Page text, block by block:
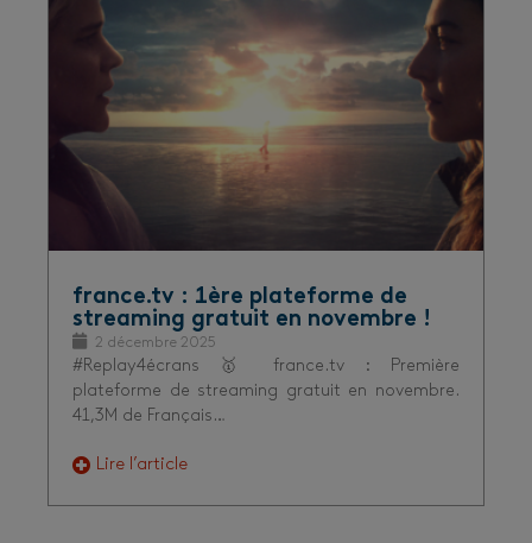
france.tv : 1ère plateforme de
streaming gratuit en novembre !
2 décembre 2025
#Replay4écrans 🥇 france.tv : Première
plateforme de streaming gratuit en novembre.
41,3M de Français…
Lire l’article